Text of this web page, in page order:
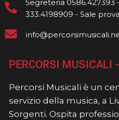
Segreteria 0586.427393
333.4198909 - Sale
PERCORSI MUSICALI
Percorsi Musicali è un
servizio della musica, a
Sorgenti. Ospita